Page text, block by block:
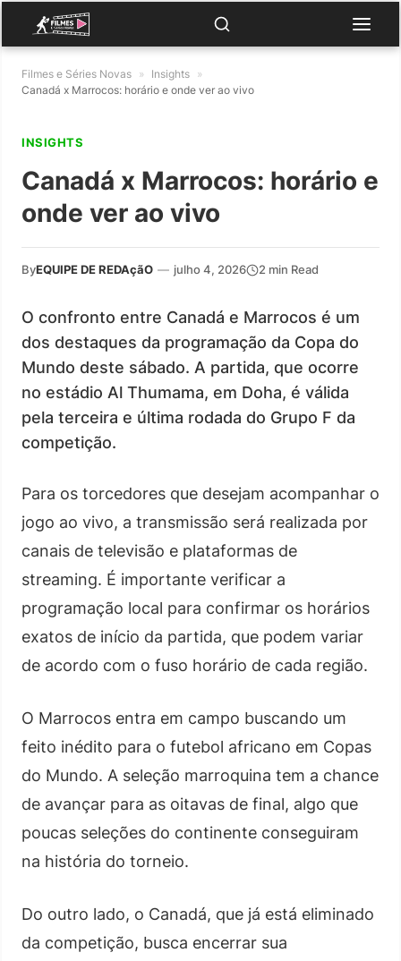
Filmes e Séries Novas » Insights »
Canadá x Marrocos: horário e onde ver ao vivo
INSIGHTS
Canadá x Marrocos: horário e
onde ver ao vivo
ByEQUIPE DE REDAçãO — julho 4, 2026 2 min Read
O confronto entre Canadá e Marrocos é um
dos destaques da programação da Copa do
Mundo deste sábado. A partida, que ocorre
no estádio Al Thumama, em Doha, é válida
pela terceira e última rodada do Grupo F da
competição.
Para os torcedores que desejam acompanhar o
jogo ao vivo, a transmissão será realizada por
canais de televisão e plataformas de
streaming. É importante verificar a
programação local para confirmar os horários
exatos de início da partida, que podem variar
de acordo com o fuso horário de cada região.
O Marrocos entra em campo buscando um
feito inédito para o futebol africano em Copas
do Mundo. A seleção marroquina tem a chance
de avançar para as oitavas de final, algo que
poucas seleções do continente conseguiram
na história do torneio.
Do outro lado, o Canadá, que já está eliminado
da competição, busca encerrar sua